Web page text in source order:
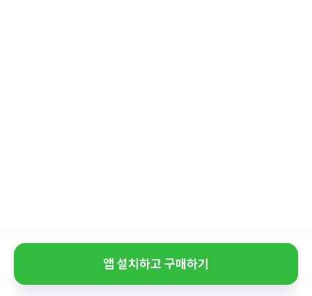
앱 설치하고 구매하기